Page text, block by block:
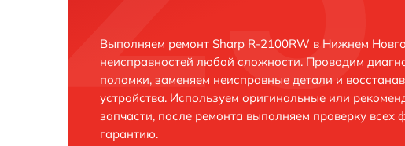
Выполняем ремонт Sharp R-2100RW в Нижнем
неисправностей любой сложности. Проводим
поломки, заменяем неисправные детали и
устройства. Используем оригинальные или
запчасти, после ремонта выполняем проверку всех
гарантию.